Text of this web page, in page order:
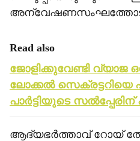
Read also
ജോളിക്കുവേണ്ടി വ്യാജ
ലോക്കല്‍ സെക്രട്ടറിയെ
പാര്‍ട്ടിയുടെ സല്‍പ്പേരിന്
ആദ്യഭര്‍ത്താവ് റോയ്